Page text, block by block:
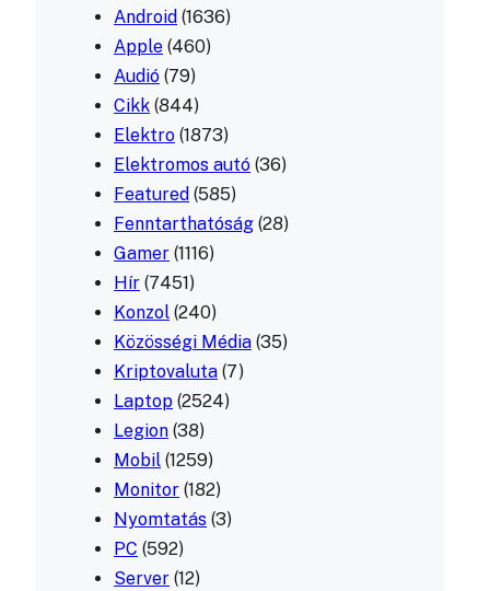
Android (1636)
Apple (460)
Audió (79)
Cikk (844)
Elektro (1873)
Elektromos autó (36)
Featured (585)
Fenntarthatóság (28)
Gamer (1116)
Hír (7451)
Konzol (240)
Közösségi Média (35)
Kriptovaluta (7)
Laptop (2524)
Legion (38)
Mobil (1259)
Monitor (182)
Nyomtatás (3)
PC (592)
Server (12)